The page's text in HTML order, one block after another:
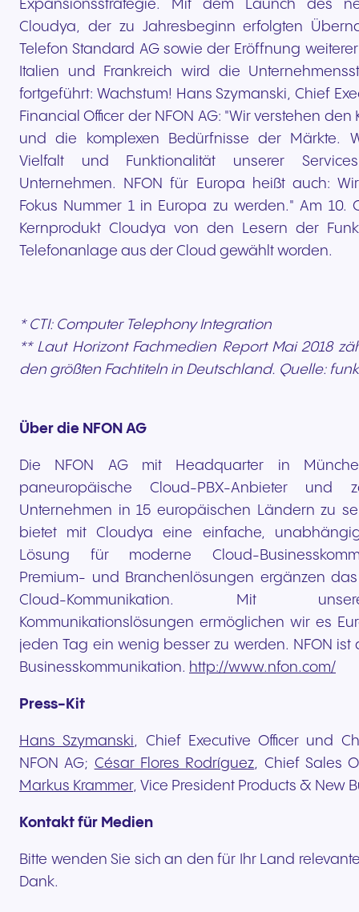
Expansionsstrategie. Mit dem Launch des
Cloudya, der zu Jahresbeginn erfolgten
Telefon Standard AG sowie der Eröffnung
Italien und Frankreich wird die
fortgeführt: Wachstum! Hans Szymanski, Chief
Financial Officer der NFON AG: "Wir verstehen
und die komplexen Bedürfnisse der Märkte.
Vielfalt und Funktionalität unserer
Unternehmen. NFON für Europa heißt auch:
Fokus Nummer 1 in Europa zu werden." Am 10.
Kernprodukt Cloudya von den Lesern der
Telefonanlage aus der Cloud gewählt worden.
* CTI: Computer Telephony Integration
** Laut Horizont Fachmedien Report Mai 2018
den größten Fachtiteln in Deutschland. Quelle:
Über die NFON AG
Die NFON AG mit Headquarter in
paneuropäische Cloud-PBX-Anbieter und
Unternehmen in 15 europäischen Ländern zu
bietet mit Cloudya eine einfache,
Lösung für moderne Cloud-
Premium- und Branchenlösungen ergänzen
Cloud-Kommunikation. Mit
Kommunikationslösungen ermöglichen wir es
jeden Tag ein wenig besser zu werden. NFON ist
Businesskommunikation. http://www.nfon.com/
Press-Kit
Hans Szymanski, Chief Executive Officer und
NFON AG; César Flores Rodríguez, Chief Sales
Markus Krammer, Vice President Products & New
Kontakt für Medien
Bitte wenden Sie sich an den für Ihr Land
Dank.